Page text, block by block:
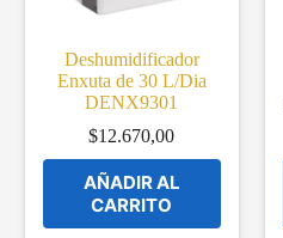
Deshumidificador
Enxuta de 30 L/Dia
DENX9301
$12.670,00
AÑADIR AL
CARRITO